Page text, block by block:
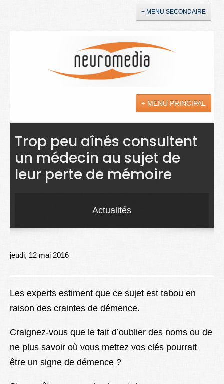
+ MENU SECONDAIRE
+ MENU PRINCIPAL
Actualités
Sciences
Maladies
Better Health
Trop peu aînés consultent
un médecin au sujet de
leur perte de mémoire
Actualités
jeudi, 12 mai 2016
Les experts estiment que ce sujet est tabou en
raison des craintes de démence.
Craignez-vous que le fait d’oublier des noms ou de
ne plus savoir où vous mettez vos clés pourrait
être un signe de démence ?